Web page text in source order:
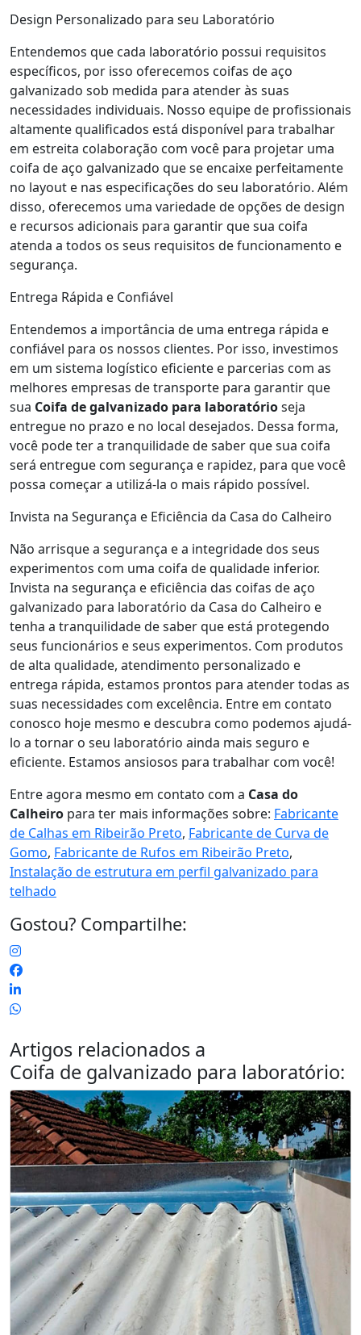
Design Personalizado para seu Laboratório
Entendemos que cada laboratório possui requisitos
específicos, por isso oferecemos coifas de aço
galvanizado sob medida para atender às suas
necessidades individuais. Nosso equipe de profissionais
altamente qualificados está disponível para trabalhar
em estreita colaboração com você para projetar uma
coifa de aço galvanizado que se encaixe perfeitamente
no layout e nas especificações do seu laboratório. Além
disso, oferecemos uma variedade de opções de design
e recursos adicionais para garantir que sua coifa
atenda a todos os seus requisitos de funcionamento e
segurança.
Entrega Rápida e Confiável
Entendemos a importância de uma entrega rápida e
confiável para os nossos clientes. Por isso, investimos
em um sistema logístico eficiente e parcerias com as
melhores empresas de transporte para garantir que
sua Coifa de galvanizado para laboratórioseja
entregue no prazo e no local desejados. Dessa forma,
você pode ter a tranquilidade de saber que sua coifa
será entregue com segurança e rapidez, para que você
possa começar a utilizá-la o mais rápido possível.
Invista na Segurança e Eficiência da Casa do Calheiro
Não arrisque a segurança e a integridade dos seus
experimentos com uma coifa de qualidade inferior.
Invista na segurança e eficiência das coifas de aço
galvanizado para laboratório da Casa do Calheiro e
tenha a tranquilidade de saber que está protegendo
seus funcionários e seus experimentos. Com produtos
de alta qualidade, atendimento personalizado e
entrega rápida, estamos prontos para atender todas as
suas necessidades com excelência. Entre em contato
conosco hoje mesmo e descubra como podemos ajudá-
lo a tornar o seu laboratório ainda mais seguro e
eficiente. Estamos ansiosos para trabalhar com você!
Entre agora mesmo em contato com a Casa do
Calheiro para ter mais informações sobre: Fabricante
de Calhas em Ribeirão Preto, Fabricante de Curva de
Gomo, Fabricante de Rufos em Ribeirão Preto,
Instalação de estrutura em perfil galvanizado para
telhado
Gostou? Compartilhe:
Artigos relacionados a
Coifa de galvanizado para laboratório: